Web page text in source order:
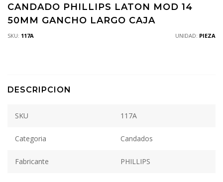
CANDADO PHILLIPS LATON MOD 14
50MM GANCHO LARGO CAJA
SKU: 117A UNIDAD: PIEZA
DESCRIPCION
SKU 117A
Categoria Candados
Fabricante PHILLIPS